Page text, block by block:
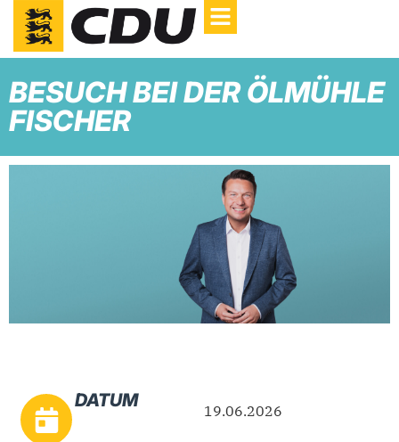
BESUCH BEI DER ÖLMÜHLE
FISCHER
DATUM 19.06.2026